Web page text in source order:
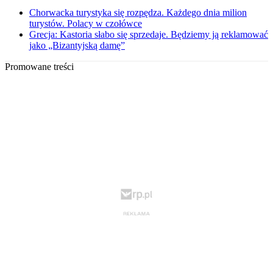
Chorwacka turystyka się rozpędza. Każdego dnia milion
turystów. Polacy w czołówce
Grecja: Kastoria słabo się sprzedaje. Będziemy ją reklamować
jako „Bizantyjską damę”
Promowane treści